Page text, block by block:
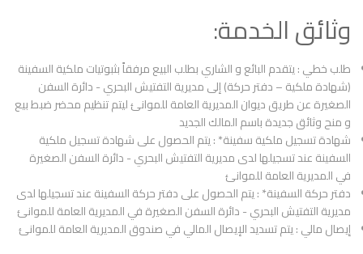
وثائق الخدمة:
طلب خطي : يتقدم البائع و الشاري بطلب البيع مرفقاً بثبوتيات ملكية السفينة
(شهادة ملكية – دفتر حركة) إلى مديرية التفتيش البحري - دائرة السفن
الصغيرة عن طريق ديوان المديرية العامة للموانئ ليتم تنظيم محضر ضبط بيع
و منح وثائق جديدة باسم المالك الجديد
شهادة تسجيل ملكية سفينة* : يتم الحصول على شهادة تسجيل ملكية
السفينة عند تسجيلها لدى مديرية التفتيش البحري - دائرة السفن الصغيرة
في المديرية العامة للموانئ
دفتر حركة السفينة* : يتم الحصول على دفتر حركة السفينة عند تسجيلها لدى
مديرية التفتيش البحري - دائرة السفن الصغيرة في المديرية العامة للموانئ
إيصال مالي : يتم تسديد الإيصال المالي في صندوق المديرية العامة للموانئ